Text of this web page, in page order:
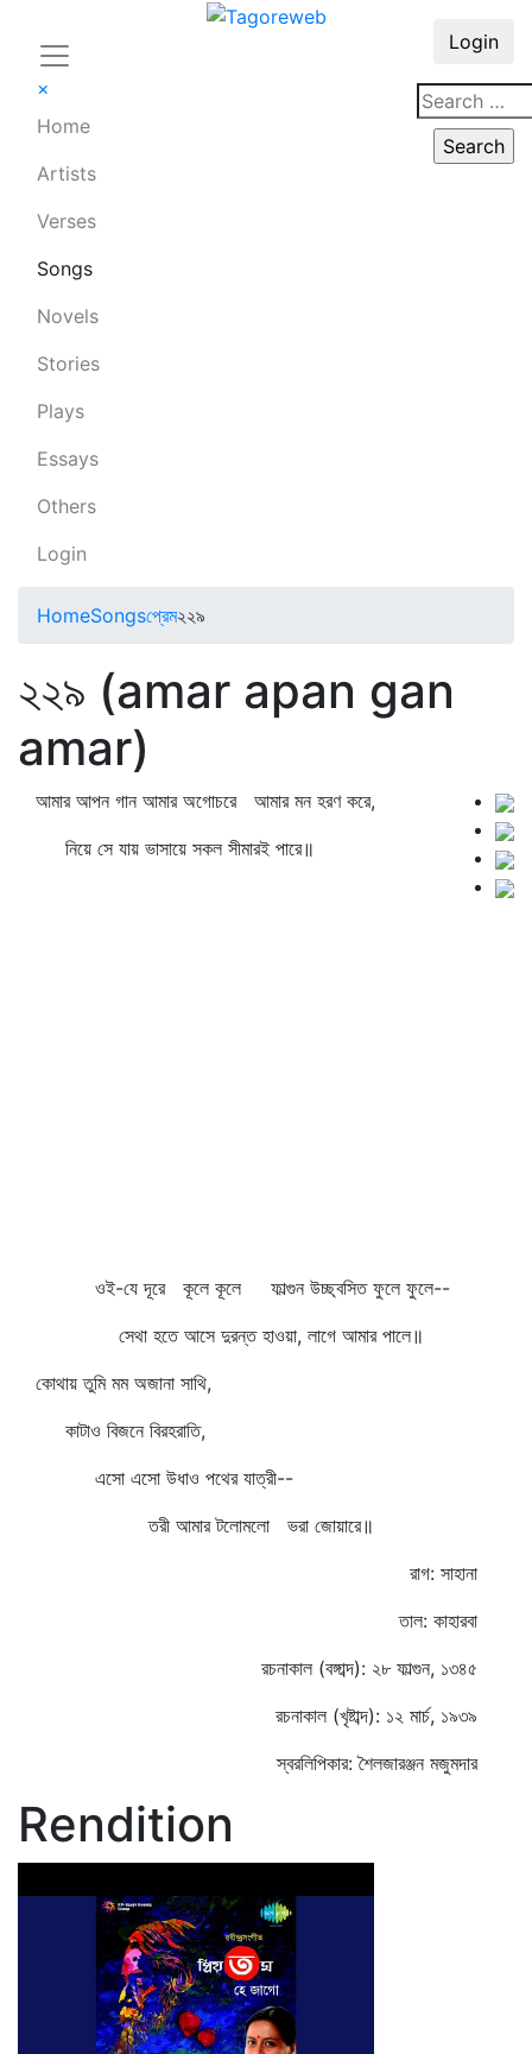
×
Home
Artists
Verses
Songs
Novels
Stories
Plays
Essays
Others
Login
Login
HomeSongsপ্রেম২২৯
২২৯ (amar apan gan
amar)
আমার আপন গান আমার অগোচরে আমার মন হরণ করে,
নিয়ে সে যায় ভাসায়ে সকল সীমারই পারে॥
ওই-যে দূরে কূলে কূলে ফাল্গুন উচ্ছ্বসিত ফুলে ফুলে--
সেথা হতে আসে দুরন্ত হাওয়া, লাগে আমার পালে॥
কোথায় তুমি মম অজানা সাথি,
কাটাও বিজনে বিরহরাতি,
এসো এসো উধাও পথের যাত্রী--
তরী আমার টলোমলো ভরা জোয়ারে॥
রাগ: সাহানা
তাল: কাহারবা
রচনাকাল (বঙ্গাব্দ): ২৮ ফাল্গুন, ১৩৪৫
রচনাকাল (খৃষ্টাব্দ): ১২ মার্চ, ১৯৩৯
স্বরলিপিকার: শৈলজারঞ্জন মজুমদার
Rendition